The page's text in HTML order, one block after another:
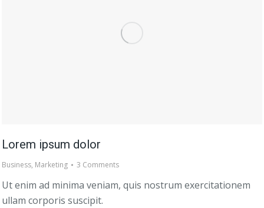
Lorem ipsum dolor
Business, Marketing 3 Comments
Ut enim ad minima veniam, quis nostrum exercitationem
ullam corporis suscipit.